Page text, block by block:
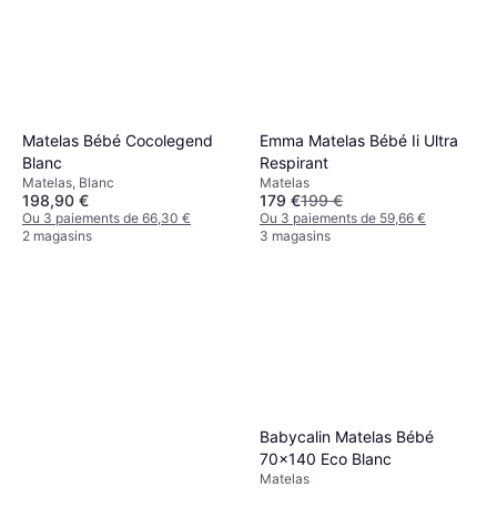
Matelas Bébé Cocolegend
Blanc
Matelas, Blanc
198,90 €
Ou 3 paiements de 66,30 €
2 magasins
Emma Matelas Bébé Ii Ultra
Respirant
Matelas
179 €199 €
Ou 3 paiements de 59,66 €
3 magasins
Babycalin Matelas Bébé
70x140 Eco Blanc
Matelas